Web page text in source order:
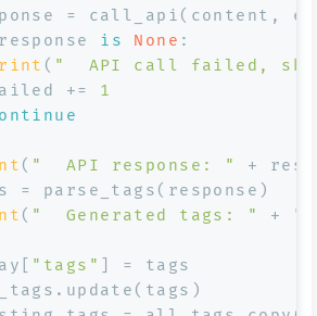
= call_api(content,
is None :
( "  API call failed,
+=
1
( "  API response: "
+
= parse_tags(response)
( "  Generated tags: " +
"tags"
] = tags